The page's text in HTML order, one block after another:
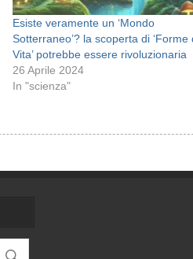
Esiste veramente un ‘Mondo
Sotterraneo’? la scoperta di ‘Forme
Vita’ potrebbe essere rivoluzionaria
26 Aprile 2024
In "scienza"